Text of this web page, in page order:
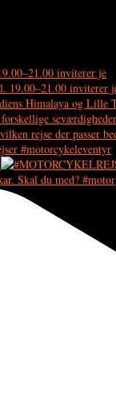
inviterer je
Skal du med? #motor